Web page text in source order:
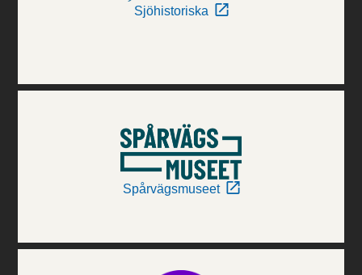
Sjöhistoriska
Spårvägsmuseet